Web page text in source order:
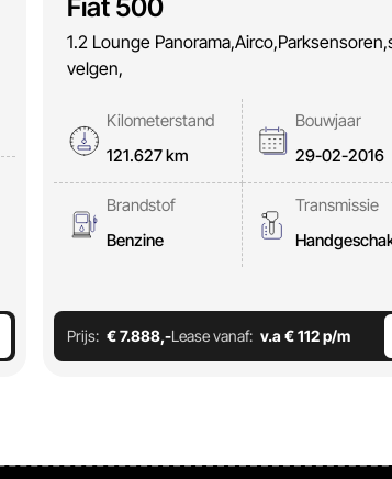
Fiat 500
1.2 Lounge
velgen,
Kilometerstand
121.627 km
Bouwjaar
29-02-2016
Brandstof
Benzine
Transmissie
Prijs: € 7.888,-Lease vanaf: v.a € 112 p/m